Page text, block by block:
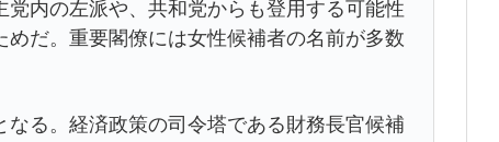
内の左派や、共和党からも登用する可能性
だ。重要閣僚には女性候補者の名前が多数
る。経済政策の司令塔である財務長官候補